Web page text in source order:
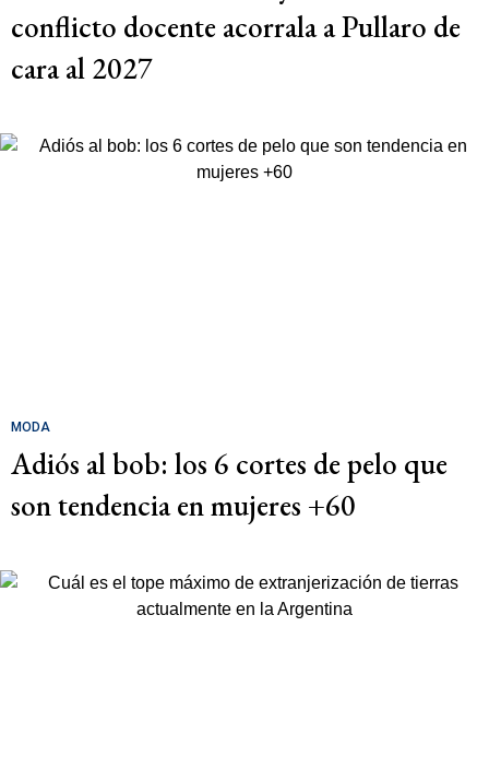
conflicto docente acorrala a Pullaro de
cara al 2027
MODA
Adiós al bob: los 6 cortes de pelo que
son tendencia en mujeres +60